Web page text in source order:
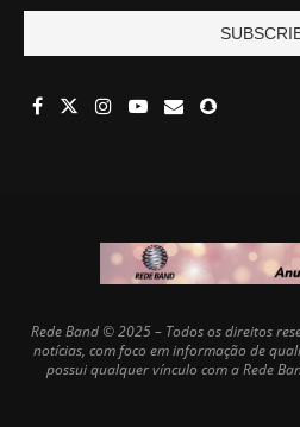
Rede Band © 2025 – Todos os direitos
notícias, com foco em informação de
possui qualquer vínculo com a Rede